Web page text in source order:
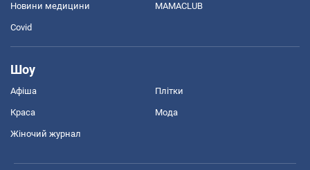
Новини медицини MAMACLUB
Covid
Шоу
Афіша Плітки
Краса Мода
Жіночий журнал